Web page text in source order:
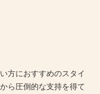
方におすすめのスタイ
ら圧倒的な支持を得て